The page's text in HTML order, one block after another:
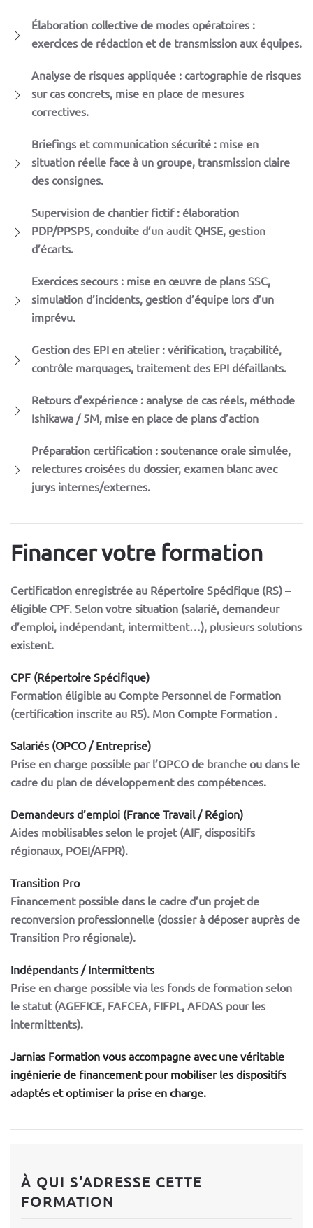
Élaboration collective de modes opératoires :
exercices de rédaction et de transmission aux équipes.
Analyse de risques appliquée : cartographie de risques
sur cas concrets, mise en place de mesures
correctives.
Briefings et communication sécurité : mise en
situation réelle face à un groupe, transmission claire
des consignes.
Supervision de chantier fictif : élaboration
PDP/PPSPS, conduite d’un audit QHSE, gestion
d’écarts.
Exercices secours : mise en œuvre de plans SSC,
simulation d’incidents, gestion d’équipe lors d’un
imprévu.
Gestion des EPI en atelier : vérification, traçabilité,
contrôle marquages, traitement des EPI défaillants.
Retours d’expérience : analyse de cas réels, méthode
Ishikawa / 5M, mise en place de plans d’action
Préparation certification : soutenance orale simulée,
relectures croisées du dossier, examen blanc avec
jurys internes/externes.
Financer votre formation
Certification enregistrée au Répertoire Spécifique (RS) –
éligible CPF. Selon votre situation (salarié, demandeur
d’emploi, indépendant, intermittent…), plusieurs solutions
existent.
CPF (Répertoire Spécifique)
Formation éligible au Compte Personnel de Formation
(certification inscrite au RS). Mon Compte Formation .
Salariés (OPCO / Entreprise)
Prise en charge possible par l’OPCO de branche ou dans le
cadre du plan de développement des compétences.
Demandeurs d’emploi (France Travail / Région)
Aides mobilisables selon le projet (AIF, dispositifs
régionaux, POEI/AFPR).
Transition Pro
Financement possible dans le cadre d’un projet de
reconversion professionnelle (dossier à déposer auprès de
Transition Pro régionale).
Indépendants / Intermittents
Prise en charge possible via les fonds de formation selon
le statut (AGEFICE, FAFCEA, FIFPL, AFDAS pour les
intermittents).
Jarnias Formation vous accompagne avec une véritable
ingénierie de financement pour mobiliser les dispositifs
adaptés et optimiser la prise en charge.
À QUI S'ADRESSE CETTE
FORMATION